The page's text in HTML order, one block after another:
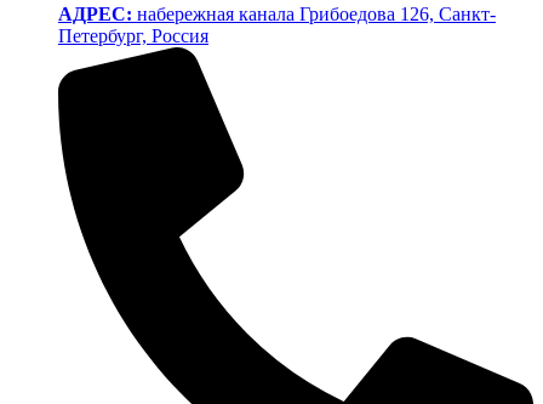
АДРЕС: набережная канала Грибоедова 126, Санкт-
Петербург, Россия